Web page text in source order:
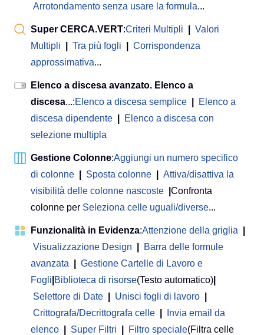
Arrotondamento senza usare la formula...
Super CERCA.VERT:Criteri Multipli
Valori
Multipli
Tra più fogli
Corrispondenza
approssimativa...
Elenco a discesa avanzato. Elenco a
discesa...:Elenco a discesa semplice
Elenco a
discesa dipendente
Elenco a discesa con
selezione multipla
Gestione Colonne:Aggiungi un numero specifico
di colonne
Sposta colonne
Attiva/disattiva la
visibilità delle colonne nascoste
Confronta
colonne per Seleziona celle uguali/diverse...
Funzionalità in Evidenza:Attenzione della griglia
Visualizzazione Design
Barra delle formule
avanzata
Gestione Cartelle di Lavoro e
Fogli Biblioteca di risorse(Testo automatico)
Selettore di Date
Unisci fogli di lavoro
Crittografa/Decrittografa celle
Invia email da
elenco
Super Filtri Filtro speciale(Filtra celle